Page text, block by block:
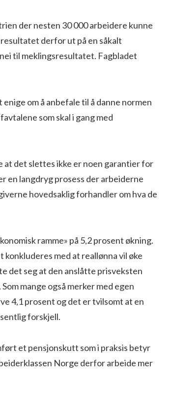
der nesten 30 000 arbeidere kunne
derfor ut på en såkalt
til meklingsresultatet. Fagbladet
om å anbefale til å danne normen
som skal i gang med
at det slettes ikke er noen garantier for
en langdryg prosess der arbeiderne
hovedsaklig forhandler om hva de
ramme» på 5,2 prosent økning.
med at reallønna vil øke
det seg at den anslåtte prisveksten
mange også merker med egen
4,1 prosent og det er tvilsomt at en
forskjell.
et pensjonskutt som i praksis betyr
Norge derfor arbeide mer